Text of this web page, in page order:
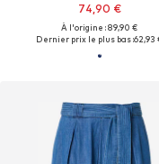
74,90 €
À l'origine : 89,90 €
Dernier prix le plus bas :62,93